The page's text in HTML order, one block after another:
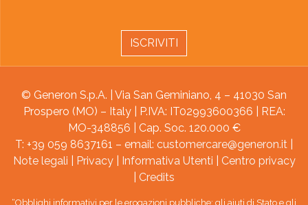
ISCRIVITI
© Generon S.p.A. | Via San Geminiano, 4 – 41030 San
Prospero (MO) – Italy | P.IVA: IT02993600366 | REA:
MO-348856 | Cap. Soc. 120.000 €
T: +39 059 8637161 – email: customercare@generon.it
Note legali
Privacy| Informativa Utenti
Centro privacy
Credits
“Obblighi informativi per le erogazioni pubbliche: gli aiuti di Stato e gli